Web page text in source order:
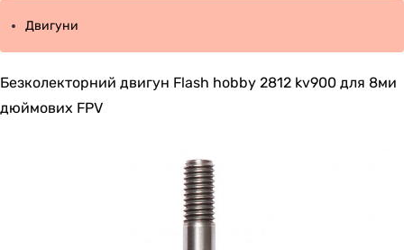
Двигуни
Безколекторний двигун Flash hobby 2812 kv900 для 8ми
дюймових FPV